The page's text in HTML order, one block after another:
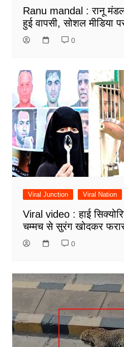
Ranu mandal : रानू
हुई वापसी, सोशल मीडिया
0
Viral Junction Viral Nation
Viral video : हाई
चम्मच से सुरंग खोदकर
0